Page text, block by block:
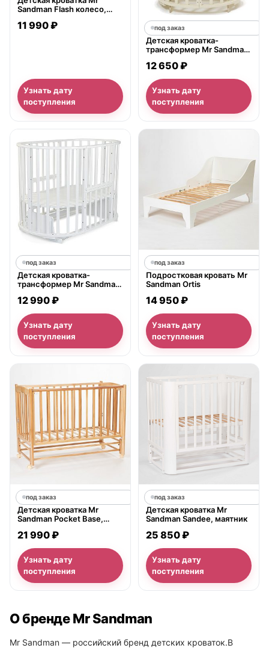
Sandman Flash колесо,
11 990 ₽
Узнать дату
поступления
под заказ
Детская кроватка-
трансформер Mr Sandman
1 с универсальным,
12 650 ₽
Узнать дату
поступления
под заказ
Детская кроватка-
трансформер Mr Sandman
маятник
12 990 ₽
Узнать дату
поступления
под заказ
Подростковая кровать Mr
Sandman Ortis
14 950 ₽
Узнать дату
поступления
под заказ
Детская кроватка Mr
Sandman Pocket Base,
21 990 ₽
Узнать дату
поступления
под заказ
Детская кроватка Mr
Sandman Sandee, маятник
25 850 ₽
Узнать дату
поступления
О бренде Mr Sandman
Mr Sandman — российский бренд детских кроваток.В